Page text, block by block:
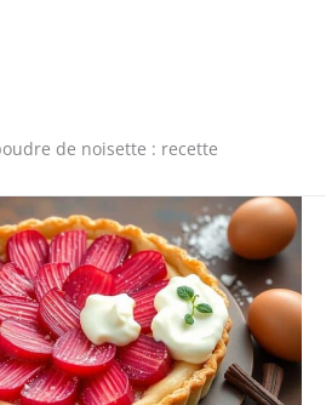
de noisette : recette